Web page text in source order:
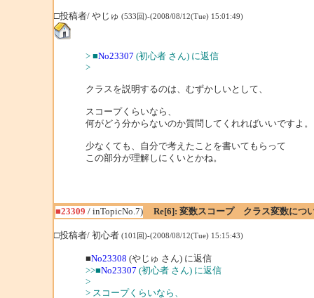
□投稿者/ やじゅ (533回)-(2008/08/12(Tue) 15:01:49)
> ■No23307 (初心者 さん) に返信
>
クラスを説明するのは、むずかしいとして、
スコープくらいなら、
何がどう分からないのか質問してくれればいいですよ。
少なくても、自分で考えたことを書いてもらって
この部分が理解しにくいとかね。
■23309 / inTopicNo.7)
Re[6]: 変数スコープ クラス変数につ
□投稿者/ 初心者 (101回)-(2008/08/12(Tue) 15:15:43)
■No23308 (やじゅ さん) に返信
>>■No23307 (初心者 さん) に返信
>
> スコープくらいなら、